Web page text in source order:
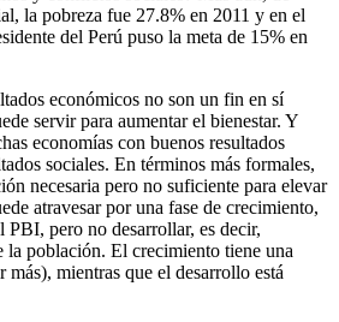
la pobreza fue 27.8% en 2011 y en el
del Perú puso la meta de 15% en
económicos no son un fin en sí
servir para aumentar el bienestar. Y
economías con buenos resultados
sociales. En términos más formales,
necesaria pero no suficiente para elevar
atravesar por una fase de crecimiento,
PBI, pero no desarrollar, es decir,
la población. El crecimiento tiene una
mientras que el desarrollo está